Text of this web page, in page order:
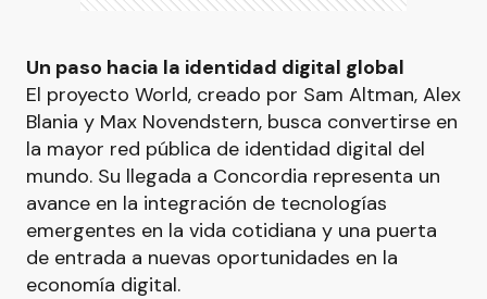
Un paso hacia la identidad digital global
El proyecto World, creado por Sam Altman, Alex
Blania y Max Novendstern, busca convertirse en
la mayor red pública de identidad digital del
mundo. Su llegada a Concordia representa un
avance en la integración de tecnologías
emergentes en la vida cotidiana y una puerta
de entrada a nuevas oportunidades en la
economía digital.